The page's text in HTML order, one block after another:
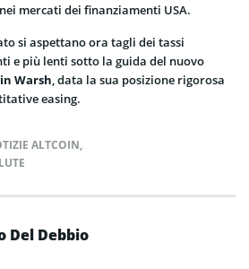
mercati dei finanziamenti USA.
si aspettano ora tagli dei tassi
e più lenti sotto la guida del nuovo
Warsh, data la sua posizione rigorosa
easing.
ALTCOIN,
Del Debbio